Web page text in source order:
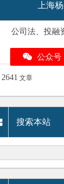
上海
公司法、投融
公众号
2641 文章
搜索本站